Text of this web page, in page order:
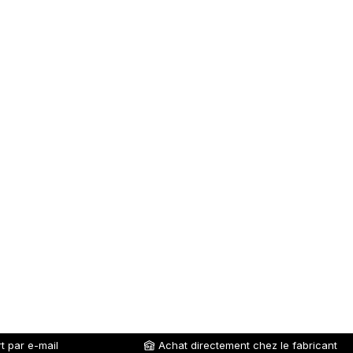
par e-mail Achat directement chez le fabricant